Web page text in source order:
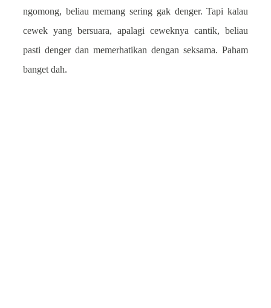
ngomong, beliau memang sering gak denger. Tapi kalau
cewek yang bersuara, apalagi ceweknya cantik, beliau
pasti denger dan memerhatikan dengan seksama. Paham
banget dah.